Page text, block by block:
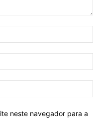
neste navegador para a